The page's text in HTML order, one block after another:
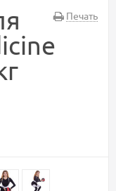
Печать